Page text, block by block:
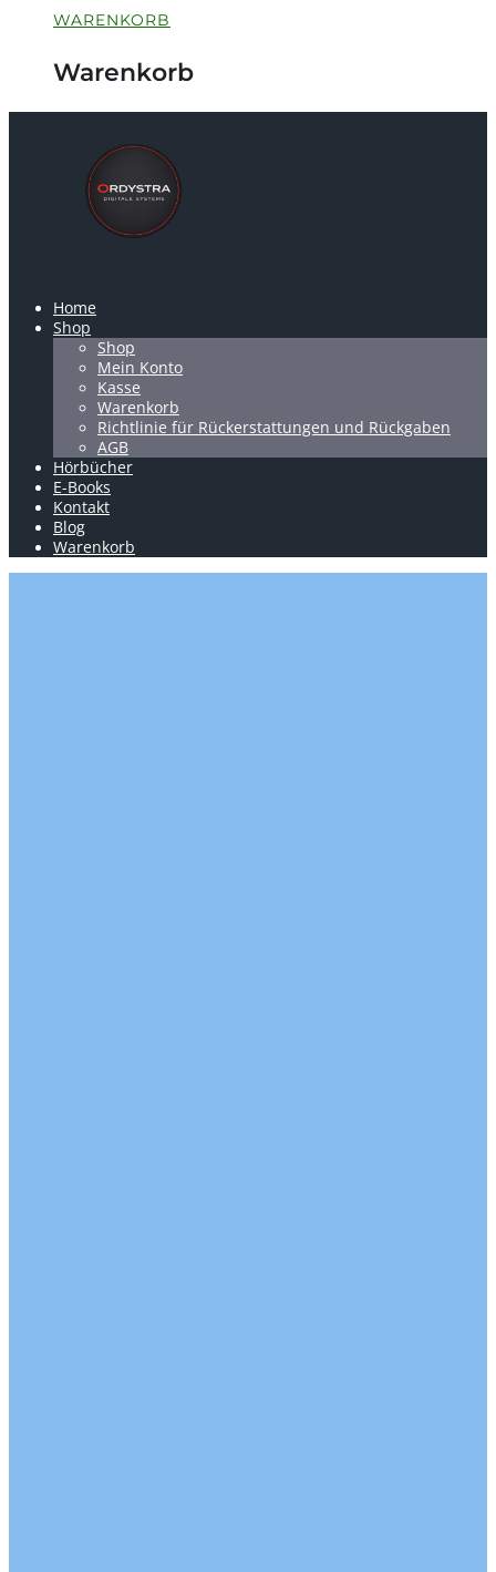
WARENKORB
Warenkorb
Home
Shop
Shop
Mein Konto
Kasse
Warenkorb
Richtlinie für Rückerstattungen und Rückgaben
AGB
Hörbücher
E-Books
Kontakt
Blog
Warenkorb